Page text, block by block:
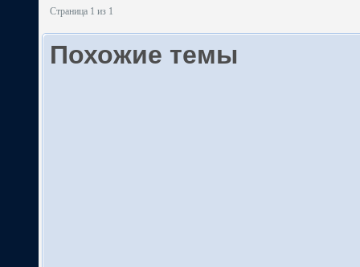
Страница 1 из 1
Похожие темы